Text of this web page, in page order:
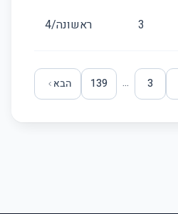
3 ראשונה/4
3
...
139 הבא